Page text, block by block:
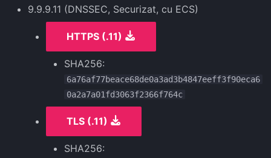
9.9.9.11 (DNSSEC, Securizat, cu ECS)
HTTPS (.11)
SHA256:
6a76af77beace68de0a3ad3b4847eeff3f90eca6
0a2a7a01fd3063f2366f764c
TLS (.11)
SHA256: